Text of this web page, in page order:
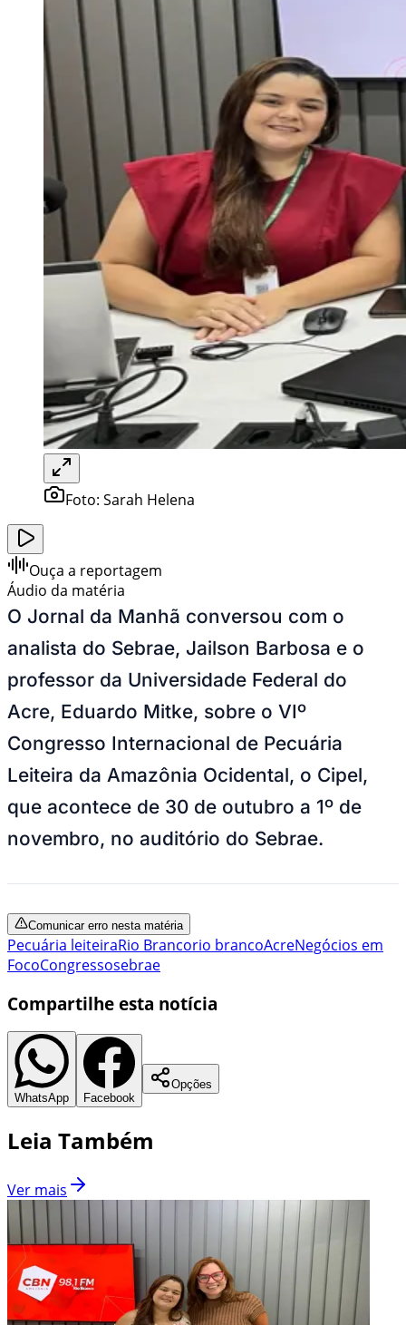
Foto: Sarah Helena
Ouça a reportagem
Áudio da matéria
O Jornal da Manhã conversou com o
analista do Sebrae, Jailson Barbosa e o
professor da Universidade Federal do
Acre, Eduardo Mitke, sobre o VIº
Congresso Internacional de Pecuária
Leiteira da Amazônia Ocidental, o Cipel,
que acontece de 30 de outubro a 1º de
novembro, no auditório do Sebrae.
Comunicar erro nesta matéria
Pecuária leiteiraRio Brancorio brancoAcreNegócios em
FocoCongressosebrae
Compartilhe esta notícia
WhatsApp Facebook
Opções
Leia Também
Ver mais